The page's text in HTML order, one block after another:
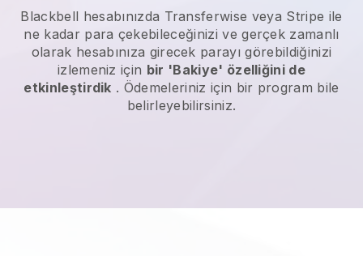
Blackbell hesabınızda Transferwise veya Stripe ile
ne kadar para çekebileceğinizi ve gerçek zamanlı
olarak hesabınıza girecek parayı görebildiğinizi
izlemeniz için bir 'Bakiye' özelliğini de
etkinleştirdik . Ödemeleriniz için bir program bile
belirleyebilirsiniz.